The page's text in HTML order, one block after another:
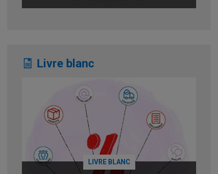
Livre blanc
LIVRE BLANC